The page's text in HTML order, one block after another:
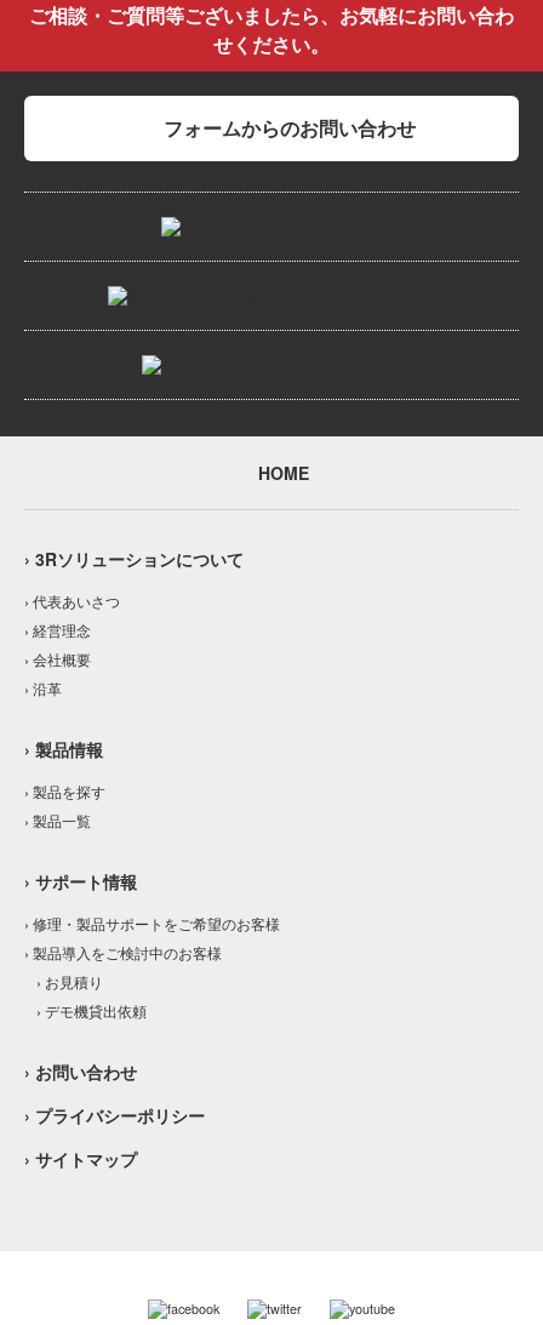
ご相談・ご質問等ございましたら、お気軽にお問い合わ
せください。
フォームからのお問い合わせ
HOME
› 3Rソリューションについて
› 代表あいさつ
› 経営理念
› 会社概要
› 沿革
› 製品情報
› 製品を探す
› 製品一覧
› サポート情報
› 修理・製品サポートをご希望のお客様
› 製品導入をご検討中のお客様
› お見積り
› デモ機貸出依頼
› お問い合わせ
› プライバシーポリシー
› サイトマップ